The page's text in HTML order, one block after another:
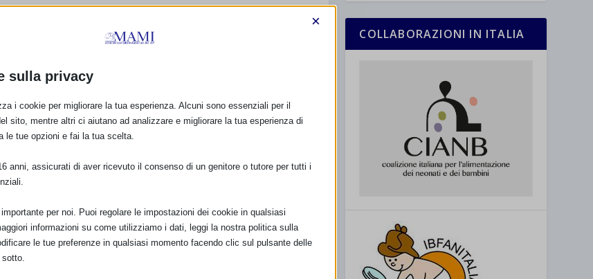
SU ALIMENTAZIONE DEI BAMBINI E RESIDUI CHIMICI”
COLLABORAZIONI IN ITALIA
sulla privacy
×
i cookie per migliorare la tua esperienza. Alcuni sono essenziali per il
sito, mentre altri ci aiutano ad analizzare e migliorare la tua esperienza di
le tue opzioni e fai la tua scelta.
anni, assicurati di aver ricevuto il consenso di un genitore o tutore per tutti i
per noi. Puoi regolare le impostazioni dei cookie in qualsiasi
informazioni su come utilizziamo i dati, leggi la nostra politica sulla
le tue preferenze in qualsiasi momento facendo clic sul pulsante delle